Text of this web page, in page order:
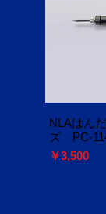
NLAはん
ズ PC-
価格
￥3,500